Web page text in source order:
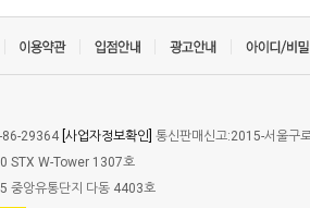
86-29364 [사업자정보확인] 통신판매신고:2015-서울구
STX W-Tower 1307호
중앙유통단지 다동 4403호